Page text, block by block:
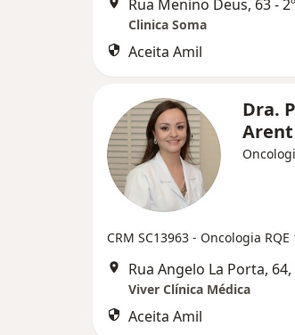
Clinica Soma
Aceita Amil
Dra.
Arent
CRM SC13963 - Oncologia RQE
Rua Angelo La Porta,
Viver Clínica Médica
Aceita Amil